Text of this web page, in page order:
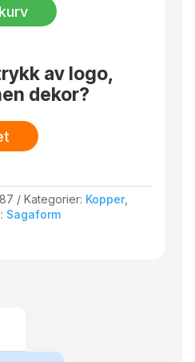
av logo,
dekor?
Kategorier: Kopper,
Sagaform